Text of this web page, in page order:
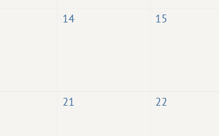
14 15
21 22